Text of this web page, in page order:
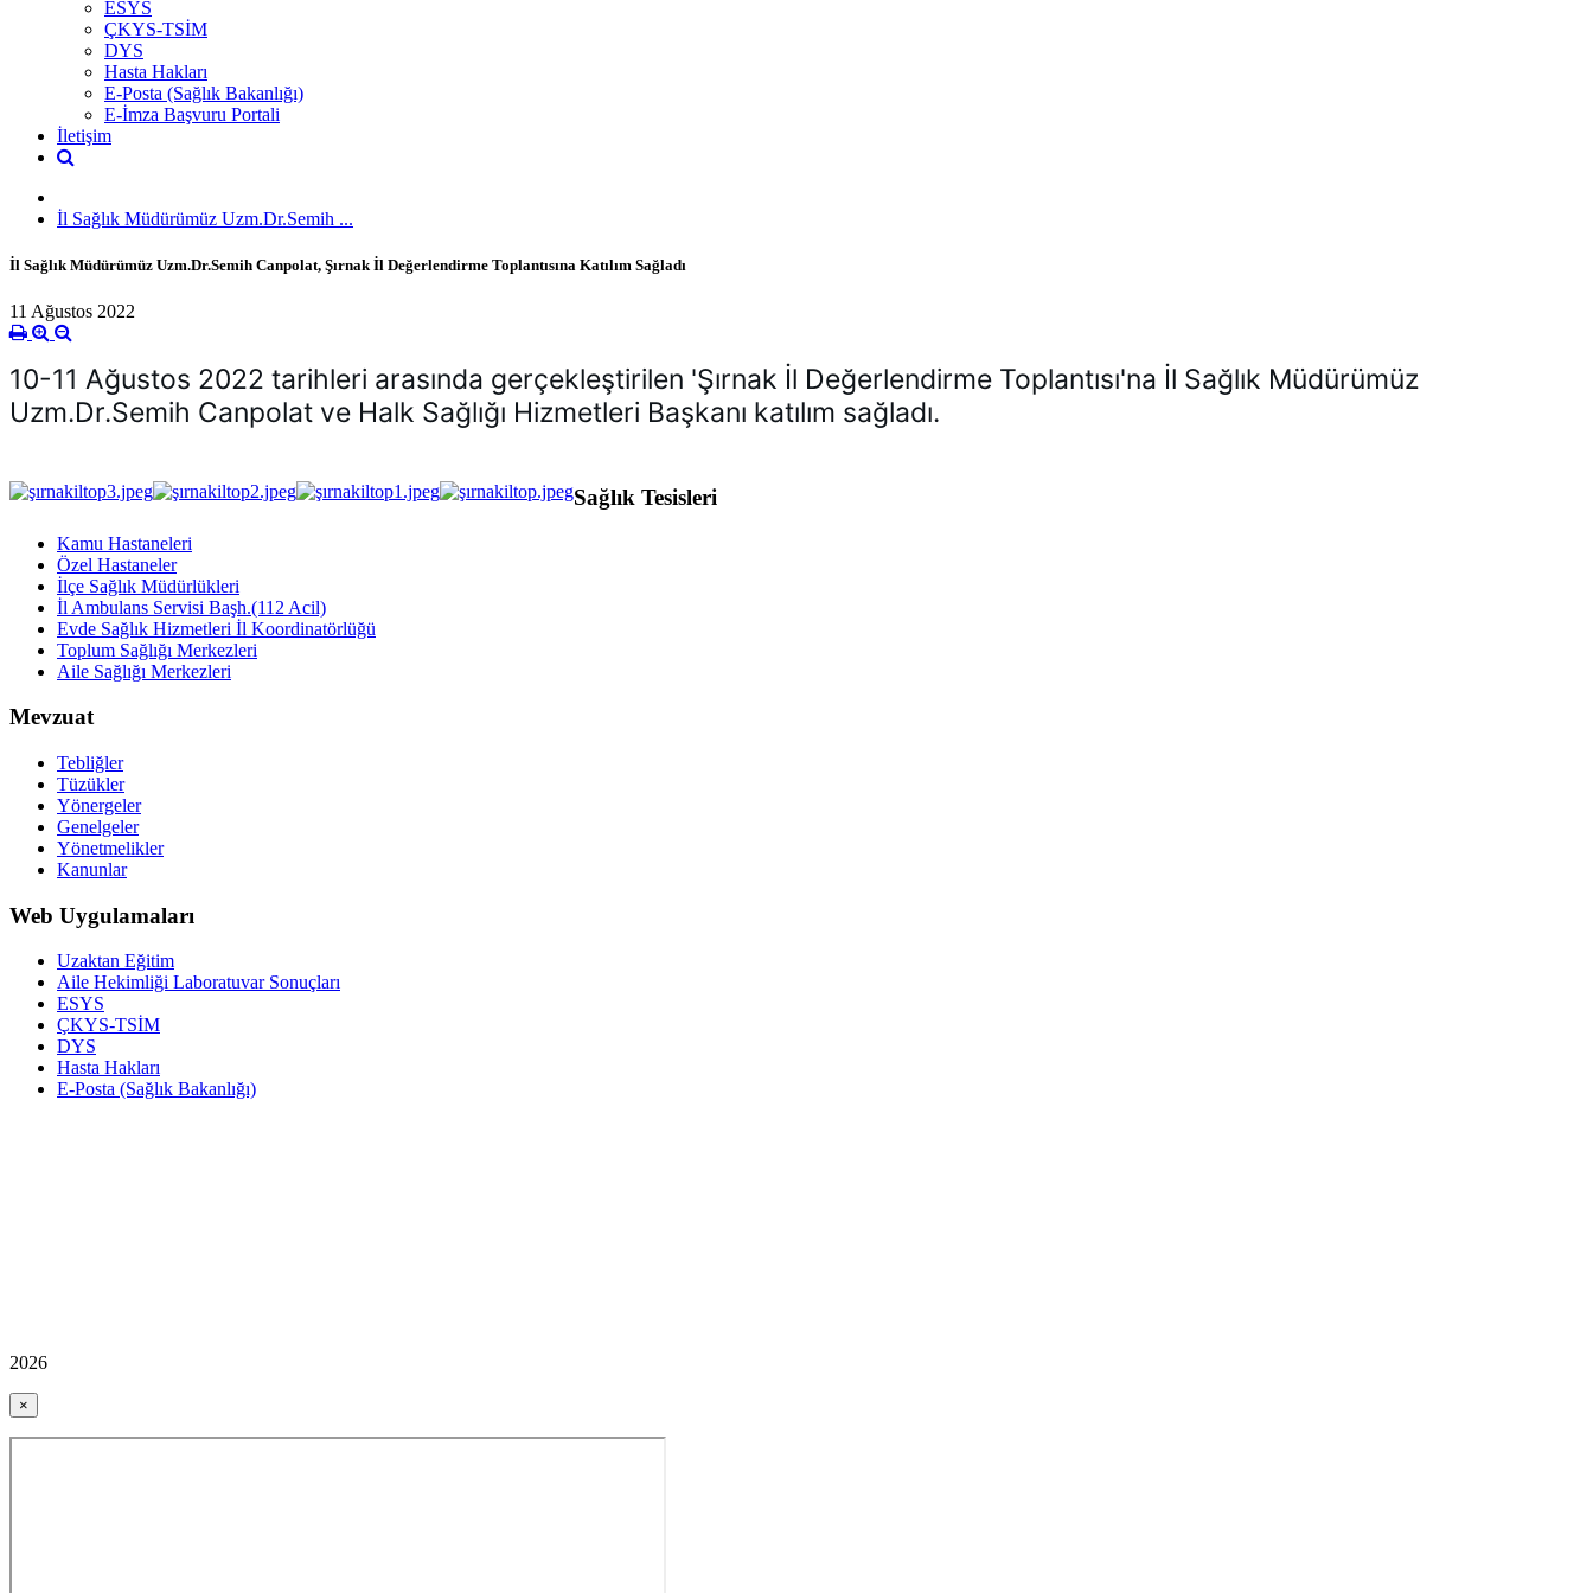
ESYS
ÇKYS-TSİM
DYS
Hasta Hakları
E-Posta (Sağlık Bakanlığı)
E-İmza Başvuru Portali
İletişim
İl Sağlık Müdürümüz Uzm.Dr.Semih ...
İl Sağlık Müdürümüz Uzm.Dr.Semih Canpolat, Şırnak İl Değerlendirme Toplantısına Katılım Sağladı
11 Ağustos 2022
10-11 Ağustos 2022 tarihleri arasında gerçekleştirilen 'Şırnak İl Değerlendirme Toplantısı'na İl Sağlık Müdürümüz
Uzm.Dr.Semih Canpolat ve Halk Sağlığı Hizmetleri Başkanı katılım sağladı.
Sağlık Tesisleri
Kamu Hastaneleri
Özel Hastaneler
İlçe Sağlık Müdürlükleri
İl Ambulans Servisi Başh.(112 Acil)
Evde Sağlık Hizmetleri İl Koordinatörlüğü
Toplum Sağlığı Merkezleri
Aile Sağlığı Merkezleri
Mevzuat
Tebliğler
Tüzükler
Yönergeler
Genelgeler
Yönetmelikler
Kanunlar
Web Uygulamaları
Uzaktan Eğitim
Aile Hekimliği Laboratuvar Sonuçları
ESYS
ÇKYS-TSİM
DYS
Hasta Hakları
E-Posta (Sağlık Bakanlığı)
2026
×